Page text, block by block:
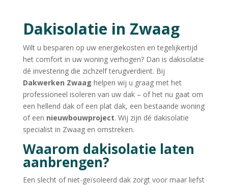
Dakisolatie in Zwaag
Wilt u besparen op uw energiekosten en tegelijkertijd
het comfort in uw woning verhogen? Dan is dakisolatie
dé investering die zichzelf terugverdient. Bij
Dakwerken Zwaag helpen wij u graag met het
professioneel isoleren van uw dak – of het nu gaat om
een hellend dak of een plat dak, een bestaande woning
of een nieuwbouwproject. Wij zijn dé dakisolatie
specialist in Zwaag en omstreken.
Waarom dakisolatie laten
aanbrengen?
Een slecht of niet-geïsoleerd dak zorgt voor maar liefst